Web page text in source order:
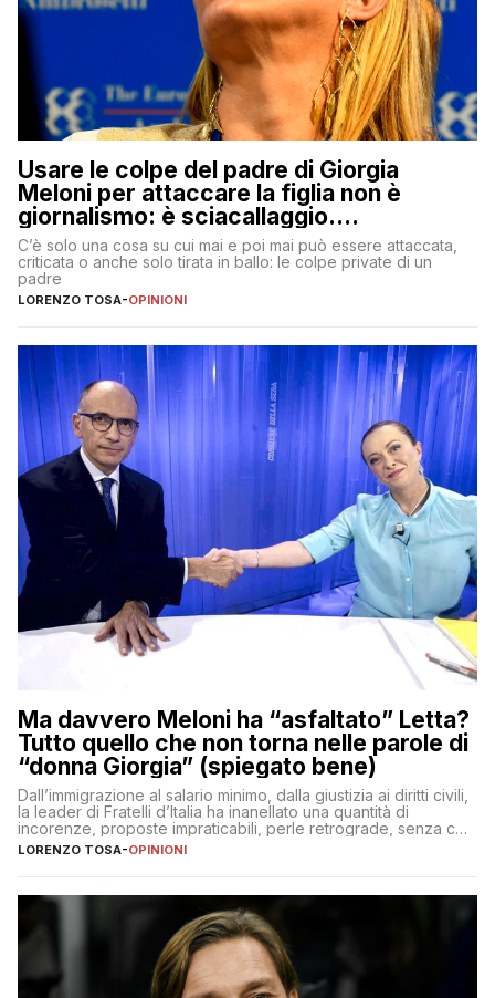
Usare le colpe del padre di Giorgia
Meloni per attaccare la figlia non è
giornalismo: è sciacallaggio.
Dimostriamo di essere diversi
C’è solo una cosa su cui mai e poi mai può essere attaccata,
criticata o anche solo tirata in ballo: le colpe private di un
padre
LORENZO TOSA-OPINIONI
Ma davvero Meloni ha “asfaltato” Letta?
Tutto quello che non torna nelle parole di
“donna Giorgia” (spiegato bene)
Dall’immigrazione al salario minimo, dalla giustizia ai diritti civili,
la leader di Fratelli d’Italia ha inanellato una quantità di
incorenze, proposte impraticabili, perle retrograde, senza che
nessuno – a destra come a sinistra – glielo abbia fatto notare
LORENZO TOSA-OPINIONI